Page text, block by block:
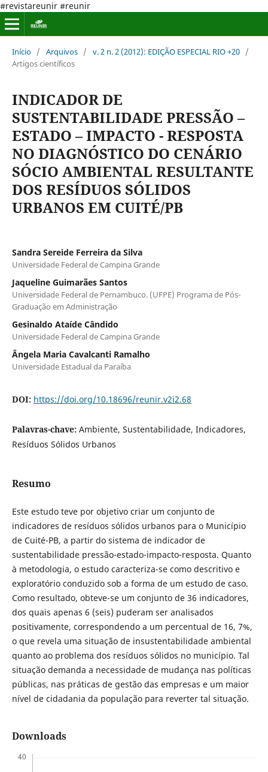
#revistareunir #reunir
Início / Arquivos / v. 2 n. 2 (2012): EDIÇÃO ESPECIAL RIO +20 /
Artigos científicos
INDICADOR DE
SUSTENTABILIDADE PRESSÃO –
ESTADO – IMPACTO - RESPOSTA
NO DIAGNÓSTICO DO CENÁRIO
SÓCIO AMBIENTAL RESULTANTE
DOS RESÍDUOS SÓLIDOS
URBANOS EM CUITÉ/PB
Sandra Sereide Ferreira da Silva
Universidade Federal de Campina Grande
Jaqueline Guimarães Santos
Universidade Federal de Pernambuco. (UFPE) Programa de Pós-
Graduação em Administração
Gesinaldo Ataíde Cândido
Universidade Federal de Campina Grande
Ângela Maria Cavalcanti Ramalho
Universidade Estadual da Paraíba
DOI: https://doi.org/10.18696/reunir.v2i2.68
Palavras-chave: Ambiente, Sustentabilidade, Indicadores,
Resíduos Sólidos Urbanos
Resumo
Este estudo teve por objetivo criar um conjunto de
indicadores de resíduos sólidos urbanos para o Município
de Cuité-PB, a partir do sistema de indicador de
sustentabilidade pressão-estado-impacto-resposta. Quanto
à metodologia, o estudo caracteriza-se como descritivo e
exploratório conduzido sob a forma de um estudo de caso.
Como resultado, obteve-se um conjunto de 36 indicadores,
dos quais apenas 6 (seis) puderam ser analisados
positivamente, correspondendo a um percentual de 16, 7%,
o que revela uma situação de insustentabilidade ambiental
quanto ao problema dos resíduos sólidos no município. Tal
situação demanda a necessidade de mudança nas políticas
públicas, nas práticas de gestão das empresas e um maior
nível de cidadania da população para reverter tal situação.
Downloads